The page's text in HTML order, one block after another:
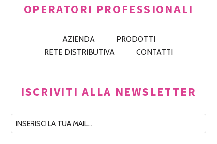
OPERATORI PROFESSIONALI
AZIENDA
PRODOTTI
RETE DISTRIBUTIVA
CONTATTI
ISCRIVITI ALLA NEWSLETTER